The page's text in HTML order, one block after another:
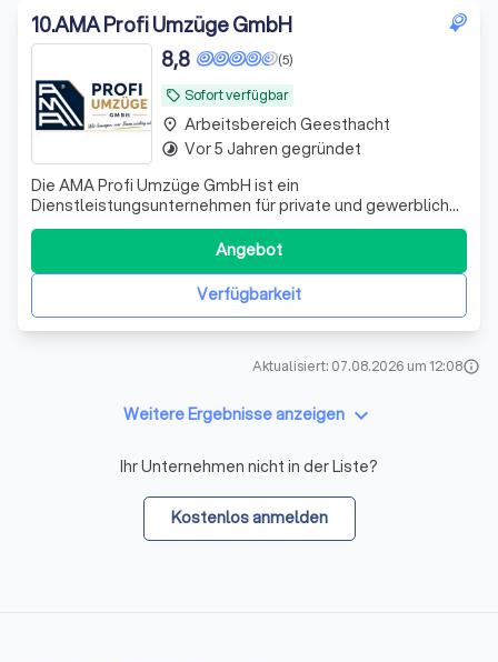
10.AMA Profi Umzüge GmbH
local_offer Sofort verfügbar
(5)
8,8
Die AMA Profi Umzüge GmbH ist ein
Dienstleistungsunternehmen für private und gewerbliche
Umzüge. Unser Leistungsspektrum umfasst nationale
Umzüge, Möbeltransporte, Haushaltsauflösungen,
Entrümpelungen, Demontage und Montage von Möbeln,
Ein- und Auspackservice, Küchenmontage,
TransportdienstleistungeVerfügbarkeit
Angebot
place Arbeitsbereich Geesthacht
timelapse Vor 5 Jahren gegründet
Aktualisiert: 07.08.2026 um 12:08info
Weitere Ergebnisse anzeigen keyboard_arrow_down
Ihr Unternehmen nicht in der Liste?
Kostenlos anmelden